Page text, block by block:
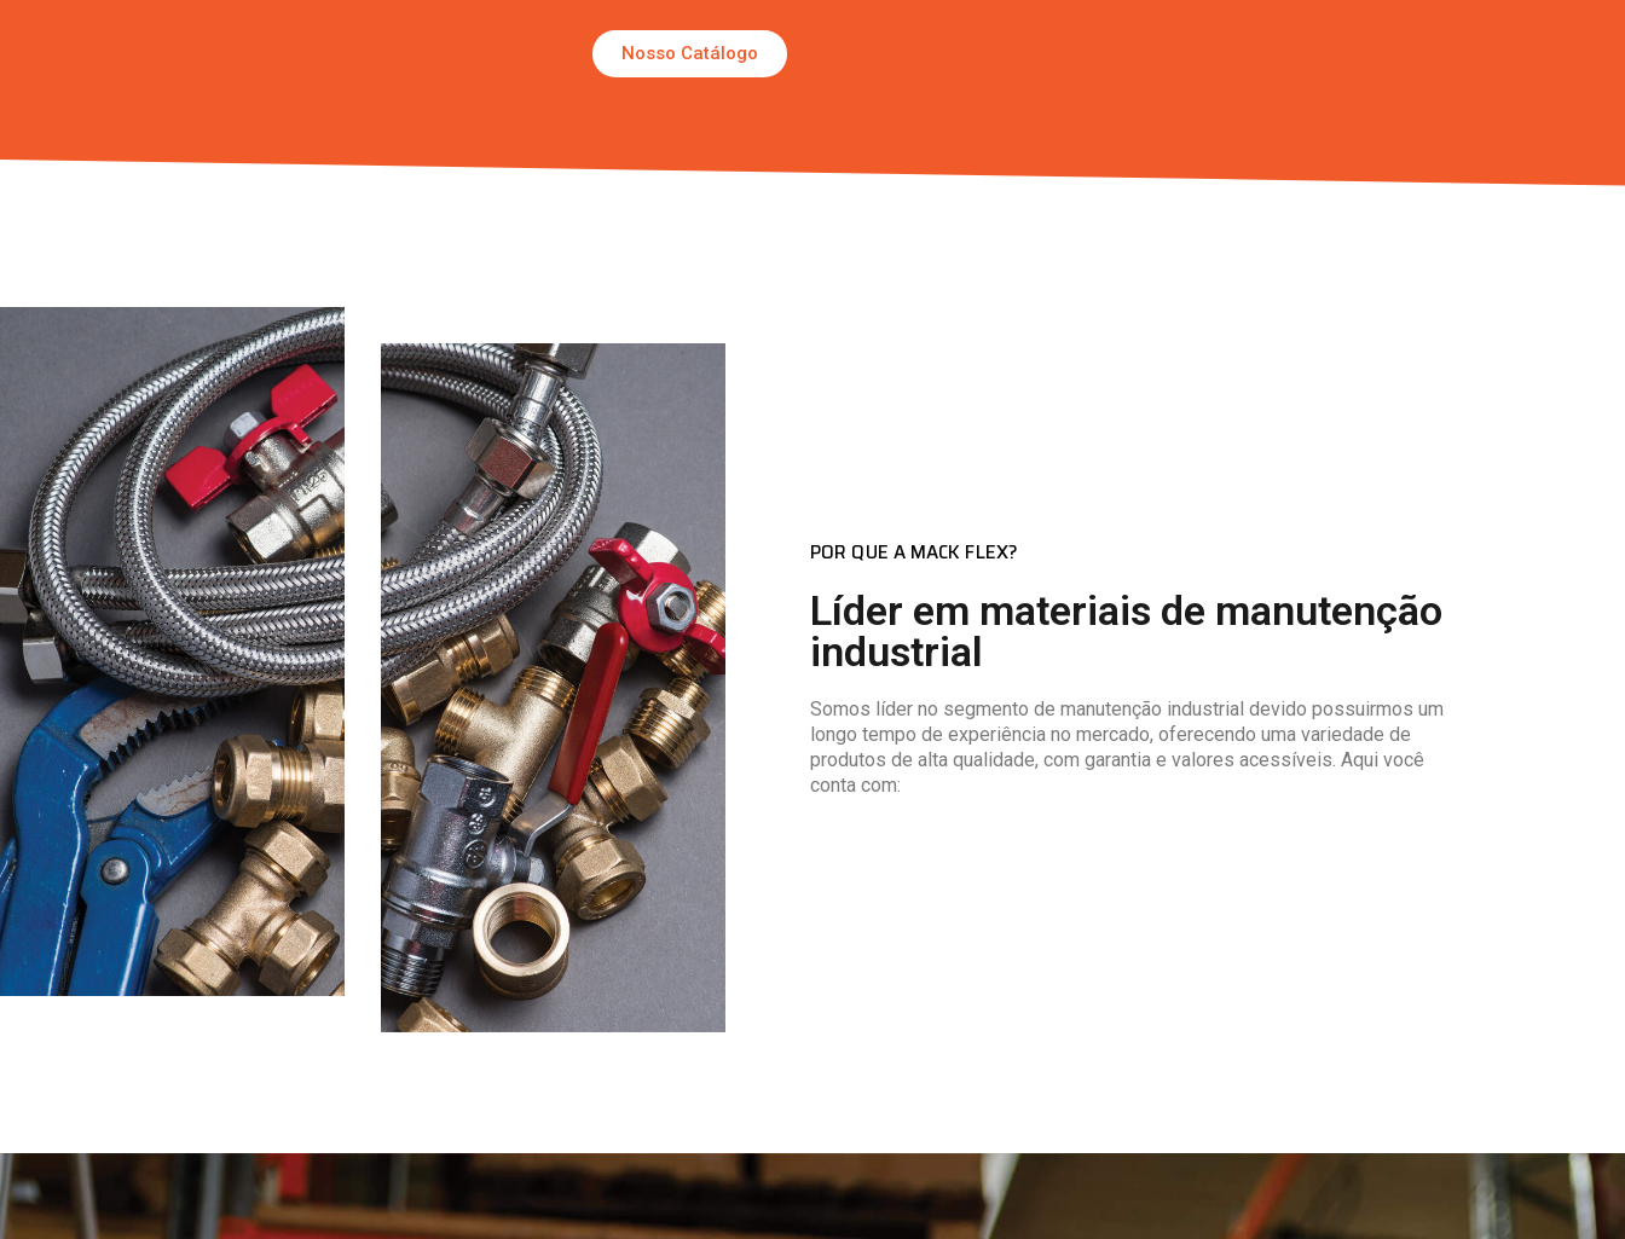
Nosso Catálogo
POR QUE A MACK FLEX?
Líder em materiais de manutenção
industrial
Somos líder no segmento de manutenção industrial devido possuirmos um
longo tempo de experiência no mercado, oferecendo uma variedade de
produtos de alta qualidade, com garantia e valores acessíveis. Aqui você
conta com: